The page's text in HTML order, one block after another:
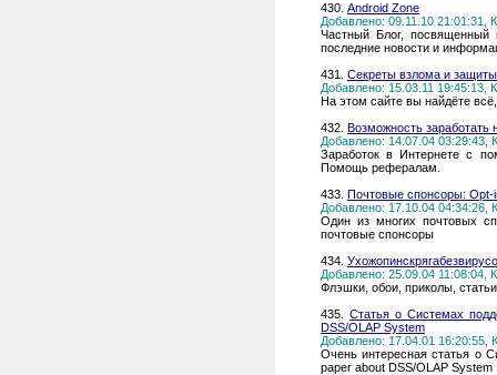
430. Android Zone
Добавлено: 09.11.10 21:01:31,
Частный Блог, посвященный
последние новости и
431. Секреты взлома и
Добавлено: 15.03.11 19:45:13,
На этом сайте вы найдёте
432. Возможность заработать
Добавлено: 14.07.04 03:29:43,
Заработок в Интернете с
Помощь рефералам.
433. Почтовые спонсоры: Opt-
Добавлено: 17.10.04 04:34:26,
Один из многих почтовых
почтовые спонсоры
434.
Добавлено: 25.09.04 11:08:04,
Флэшки, обои, приколы,
435. Статья о Системах
DSS/OLAP System
Добавлено: 17.04.01 16:20:55,
Очень интересная статья о
paper about DSS/OLAP System